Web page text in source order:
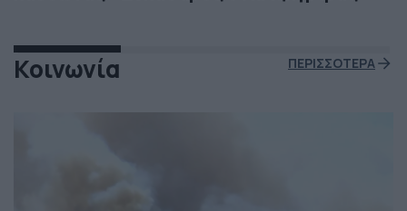
Κοινωνία ΠΕΡΙΣΣΟΤΕΡΑ